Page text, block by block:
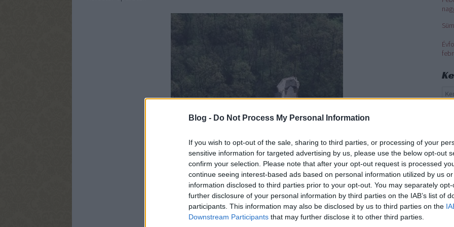
Blog - Do Not Process My Personal Information
If you wish to opt-out of the sale, sharing to third parties, or processing of your
sensitive information for targeted advertising by us, please use the below opt-out
confirm your selection. Please note that after your opt-out request is processed
continue seeing interest-based ads based on personal information utilized by us
information disclosed to third parties prior to your opt-out. You may separately
further disclosure of your personal information by third parties on the IAB’s list of
participants. This information may also be disclosed by us to third parties on the
Downstream Participants that may further disclose it to other third parties.